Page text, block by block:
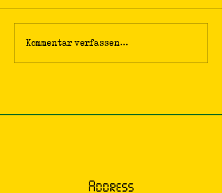
Kommentar verfassen...
Address